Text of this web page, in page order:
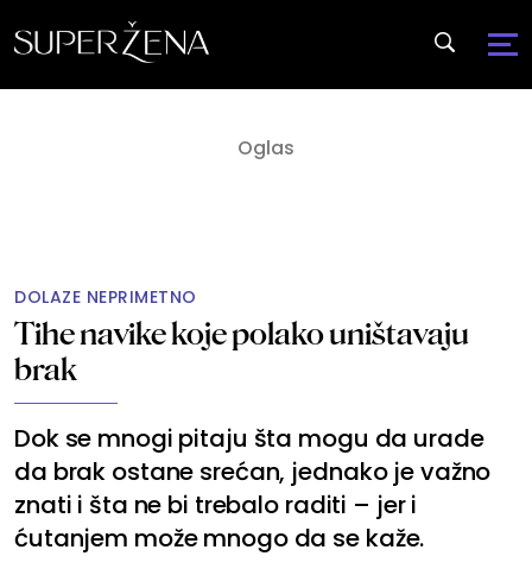
DOLAZE NEPRIMETNO
Tihe navike koje polako uništavaju
brak
Dok se mnogi pitaju šta mogu da urade
da brak ostane srećan, jednako je važno
znati i šta ne bi trebalo raditi – jer i
ćutanjem može mnogo da se kaže.